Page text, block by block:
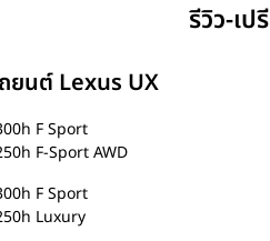
รีวิว-เ
ยนต์ Lexus UX
F Sport
F-Sport AWD
F Sport
Luxury